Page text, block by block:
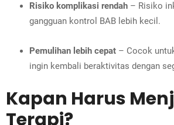
Risiko komplikasi rendah – Risiko
gangguan kontrol BAB lebih kecil.
Pemulihan lebih cepat – Cocok
ingin kembali beraktivitas dengan
Kapan Harus
Terapi?